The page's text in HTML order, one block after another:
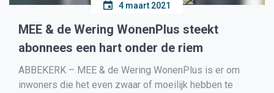
4 maart 2021
MEE & de Wering WonenPlus steekt
abonnees een hart onder de riem
ABBEKERK – MEE & de Wering WonenPlus is er om
inwoners die het even zwaar of moeilijk hebben te